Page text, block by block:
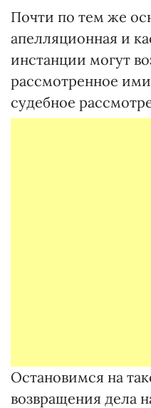
Почти по тем же
апелляционная и
инстанции могут
рассмотренное
судебное
Остановимся на
возвращения дела